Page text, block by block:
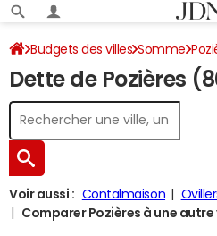
Budgets des villes Somme
Dette de Pozières
Voir aussi : Contalmaison
Comparer Pozières à une autre